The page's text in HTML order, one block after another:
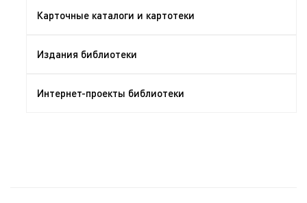
Карточные каталоги и картотеки
Издания библиотеки
Интернет-проекты библиотеки